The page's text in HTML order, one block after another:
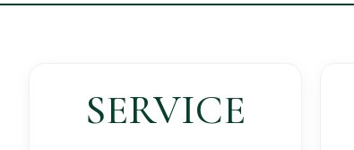
SERVICE